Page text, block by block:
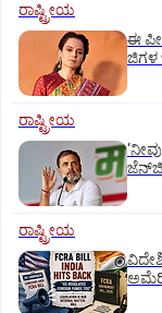
ರಾಷ್ಟ್ರೀಯ
ಈ
ಜಿಗಳ
ರಾಷ್ಟ್ರೀಯ
ಜೆನ್‌ಜಿ
ರಾಷ್ಟ್ರೀಯ